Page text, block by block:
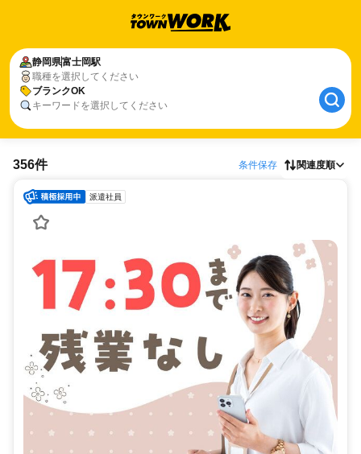
静岡県富士岡駅
職種を選択してください
ブランクOK
キーワードを選択してください
356件 条件保存 関連度順
派遣社員